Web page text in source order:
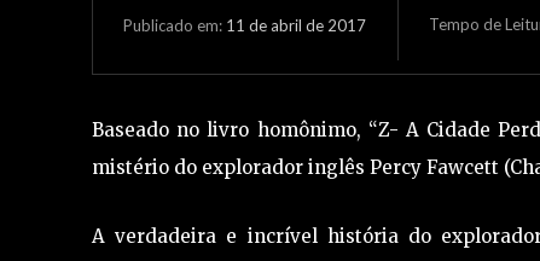
Publicado em: 11 de abril de 2017 Tempo de
Baseado no livro homônimo, “Z- A Cidade
mistério do explorador inglês Percy Fawcett
A verdadeira e incrível história do